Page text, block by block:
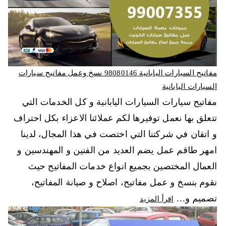
مفاتيح السيارات اليابانية 98080146‬ نسخ وعمل مفاتيح سيارات
السيارات اليابانية
مفاتيح سيارات السيارات اليابانية و كل الخدمات التي
تتعلق بها نعمل توفيرها لكم عملائنا الاعزاء بكل احتراف
و اتقان في شركتنا التي اختصت في هذا المجال، لدينا
امهر طاقم عمل يضم العديد من الفنين و المهندسين و
العمال المختصين بجميع انواع خدمات المفاتيح حيث
نقوم بنسخ و عمل مفاتيح، اصلاح و صيانة المفاتيح،
تصميم و…
اقرأ المزيد